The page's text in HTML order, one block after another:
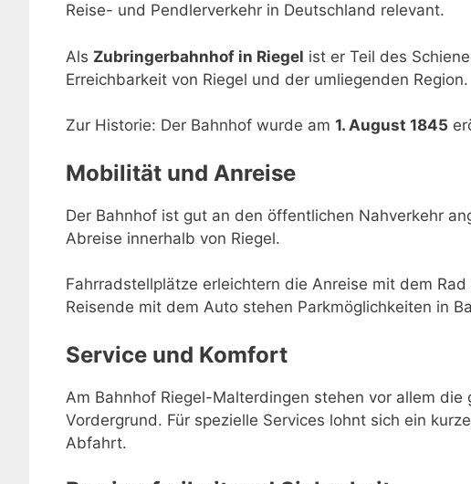
Reise- und Pendlerverkehr in Deutschland relevant.
Als Zubringerbahnhof in Riegel ist er Teil des
Erreichbarkeit von Riegel und der umliegenden Region.
Zur Historie: Der Bahnhof wurde am 1. August 1845
Mobilität und Anreise
Der Bahnhof ist gut an den öffentlichen Nahverkehr
Abreise innerhalb von Riegel.
Fahrradstellplätze erleichtern die Anreise mit dem
Reisende mit dem Auto stehen Parkmöglichkeiten in
Service und Komfort
Am Bahnhof Riegel-Malterdingen stehen vor allem
Vordergrund. Für spezielle Services lohnt sich ein
Abfahrt.